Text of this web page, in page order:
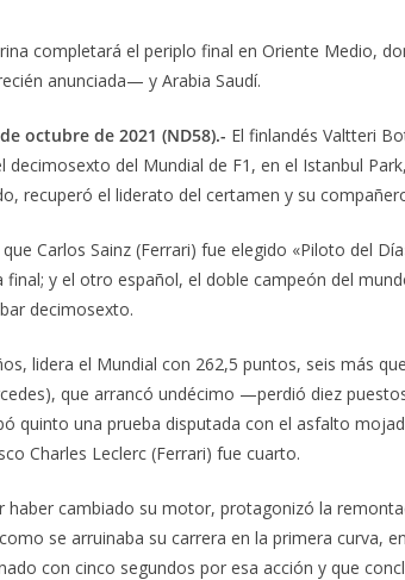
completará el periplo final en Oriente Medio,
anunciada— y Arabia Saudí.
octubre de 2021 (ND58).- El finlandés Valtteri
decimosexto del Mundial de F1, en el Istanbul
recuperó el liderato del certamen y su
Carlos Sainz (Ferrari) fue elegido «Piloto del
final; y el otro español, el doble campeón del
decimosexto.
lidera el Mundial con 262,5 puntos, seis más
que arrancó undécimo —perdió diez
quinto una prueba disputada con el asfalto
Charles Leclerc (Ferrari) fue cuarto.
haber cambiado su motor, protagonizó la
se arruinaba su carrera en la primera curva,
con cinco segundos por esa acción y que